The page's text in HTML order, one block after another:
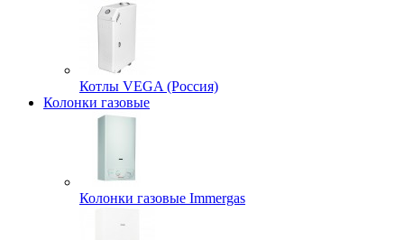
Котлы VEGA (Россия)
Колонки газовые
Колонки газовые Immergas